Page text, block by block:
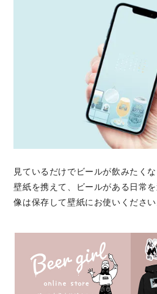
見ているだけでビールが飲みたく
壁紙を携えて、ビールがある日常
像は保存して壁紙にお使いください